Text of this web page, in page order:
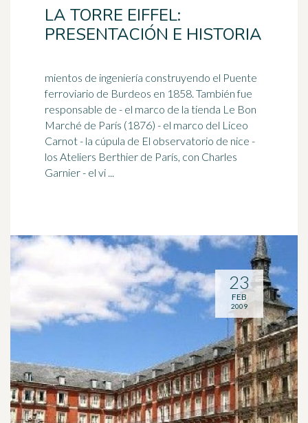
LA TORRE EIFFEL:
PRESENTACIÓN E HISTORIA
mientos de ingeniería construyendo el Puente
ferroviario de Burdeos en 1858. También fue
responsable de - el marco de la tienda Le Bon
Marché de París (1876) - el marco del Liceo
Carnot - la cúpula de El observatorio de nice -
los Ateliers Berthier de París, con Charles
Garnier - el vi ...
23
FEB
2009